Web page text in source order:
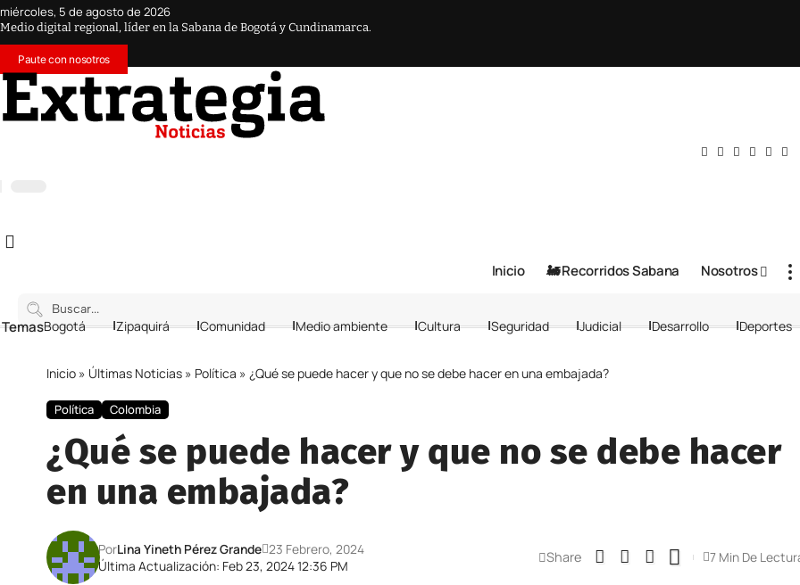
miércoles, 5 de agosto de 2026
Medio digital regional, líder en la Sabana de Bogotá y Cundinamarca.
Paute con nosotros
Inicio 🚂 Recorridos Sabana Nosotros
Bogotá Zipaquirá Comunidad Medio ambiente Cultura Seguridad Judicial Desarrollo Deportes
Inicio » Últimas Noticias » Política » ¿Qué se puede hacer y que no se debe hacer en una embajada?
Política Colombia
¿Qué se puede hacer y que no se debe hacer
en una embajada?
Última Actualización: Feb 23, 2024 12:36 PM
PorLina Yineth Pérez Grande 23 Febrero, 2024 Share 7 Min De